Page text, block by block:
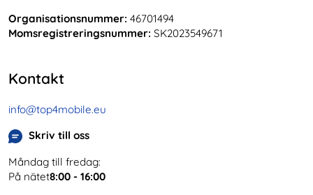
Organisationsnummer: 46701494
Momsregistreringsnummer: SK2023549671
Kontakt
info@top4mobile.eu
Skriv till oss
Måndag till fredag:
På nätet8:00 - 16:00